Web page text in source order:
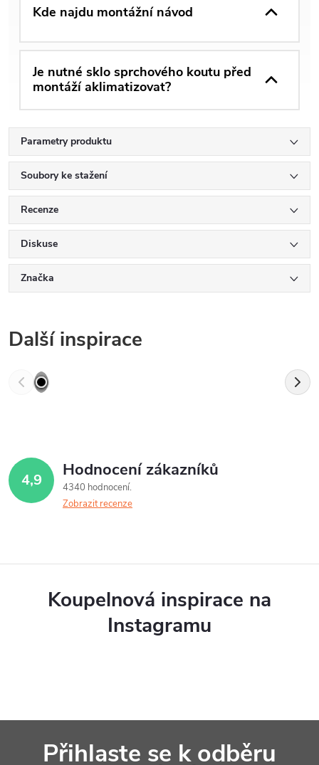
Kde najdu montážní návod
Je nutné sklo sprchového koutu před
montáží aklimatizovat?
Parametry produktu
Soubory ke stažení
Recenze
Diskuse
Značka
Další inspirace
4,9 Hodnocení zákazníků
4340 hodnocení
Zobrazit recenze
Koupelnová inspirace na
Instagramu
Přihlaste se k odběru